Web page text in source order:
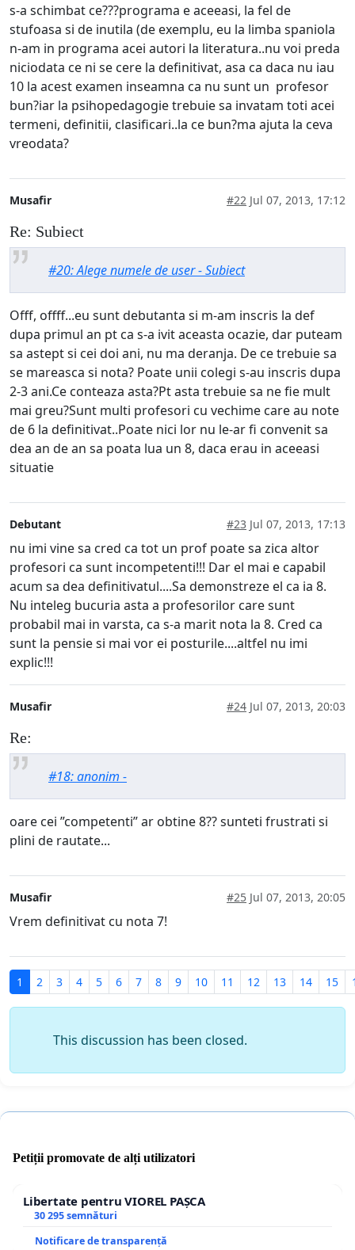
s-a schimbat ce???programa e aceeasi, la fel de
stufoasa si de inutila (de exemplu, eu la limba spaniola
n-am in programa acei autori la literatura..nu voi preda
niciodata ce ni se cere la definitivat, asa ca daca nu iau
10 la acest examen inseamna ca nu sunt un profesor
bun?iar la psihopedagogie trebuie sa invatam toti acei
termeni, definitii, clasificari..la ce bun?ma ajuta la ceva
vreodata?
Musafir #22 Jul 07, 2013, 17:12
Re: Subiect
#20: Alege numele de user - Subiect
Offf, offff...eu sunt debutanta si m-am inscris la def
dupa primul an pt ca s-a ivit aceasta ocazie, dar puteam
sa astept si cei doi ani, nu ma deranja. De ce trebuie sa
se mareasca si nota? Poate unii colegi s-au inscris dupa
2-3 ani.Ce conteaza asta?Pt asta trebuie sa ne fie mult
mai greu?Sunt multi profesori cu vechime care au note
de 6 la definitivat..Poate nici lor nu le-ar fi convenit sa
dea an de an sa poata lua un 8, daca erau in aceeasi
situatie
Debutant #23 Jul 07, 2013, 17:13
nu imi vine sa cred ca tot un prof poate sa zica altor
profesori ca sunt incompetenti!!! Dar el mai e capabil
acum sa dea definitivatul....Sa demonstreze el ca ia 8.
Nu inteleg bucuria asta a profesorilor care sunt
probabil mai in varsta, ca s-a marit nota la 8. Cred ca
sunt la pensie si mai vor ei posturile....altfel nu imi
explic!!!
Musafir #24 Jul 07, 2013, 20:03
Re:
#18: anonim -
oare cei ”competenti” ar obtine 8?? sunteti frustrati si
plini de rautate...
Musafir #25 Jul 07, 2013, 20:05
Vrem definitivat cu nota 7!
1 2 3 4 5 6 7 8 9 10 11 12 13 14 15
This discussion has been closed.
Petiții promovate de alți utilizatori
Libertate pentru VIOREL PAȘCA
30 295 semnături
Notificare de transparență